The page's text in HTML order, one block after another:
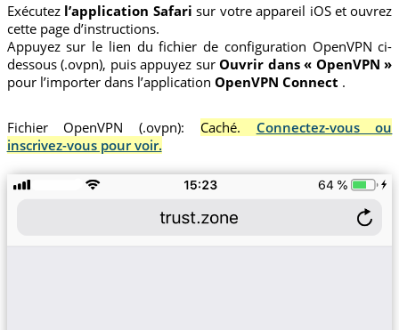
Exécutez l’application Safari sur votre appareil iOS et ouvrez
cette page d’instructions.
Appuyez sur le lien du fichier de configuration OpenVPN ci-
dessous (.ovpn), puis appuyez surOuvrir dans « OpenVPN »
pour l’importer dans l’application OpenVPN Connect .
Fichier OpenVPN (.ovpn): Caché. Connectez-vous ou
inscrivez-vous pour voir.